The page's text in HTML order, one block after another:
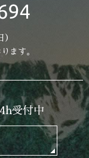
ます。
受付中